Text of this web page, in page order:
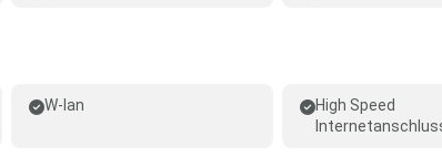
W-lan
High Speed